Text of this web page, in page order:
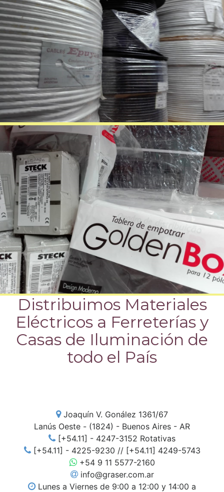
Distribuimos Materiales
Eléctricos a Ferreterías y
Casas de Iluminación de
todo el País
Joaquín V. Gonález 1361/67
Lanús Oeste - (1824) - Buenos Aires - AR
[+54.11] - 4247-3152 Rotativas
[+54.11] - 4225-9230 // [+54.11] 4249-5743
+54 9 11 5577-2160
info@graser.com.ar
Lunes a Viernes de 9:00 a 12:00 y 14:00 a